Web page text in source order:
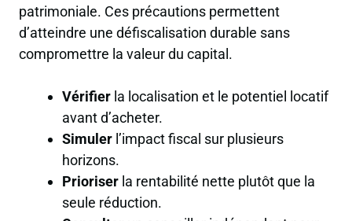
patrimoniale. Ces précautions permettent
d’atteindre une défiscalisation durable sans
compromettre la valeur du capital.
Vérifierla localisation et le potentiel locatif
avant d’acheter.
Simulerl’impact fiscal sur plusieurs
horizons.
Prioriserla rentabilité nette plutôt que la
seule réduction.